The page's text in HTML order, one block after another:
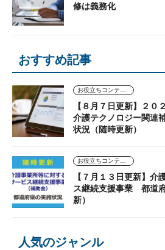
修は義務化
おすすめ記事
【８月７日更新】２
介護テクノロジー関連
状況（随時更新）
【７月１３日更新】介
ス継続支援事業 都道
新）
人気のジャンル